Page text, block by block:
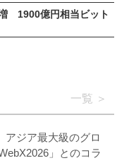
1900億円相当ビット
一覧
アジア最大級のグロ
」とのコラ